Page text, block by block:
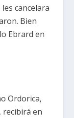
cancelara
Bien
Ebrard en
Ordorica,
recibirá en